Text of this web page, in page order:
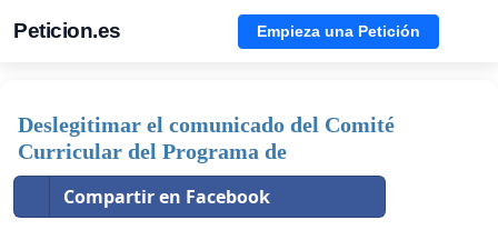
Peticion.es Empieza una Petición
Deslegitimar el comunicado del Comité
Curricular del Programa de
Compartir en Facebook